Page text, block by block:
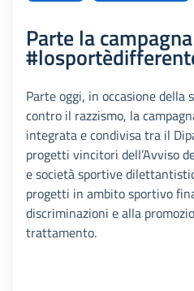
Parte la
Parte oggi, in occasione della
contro il razzismo, la
integrata e condivisa tra il
progetti vincitori dell’Avviso
e società sportive
progetti in ambito sportivo
discriminazioni e alla
trattamento.